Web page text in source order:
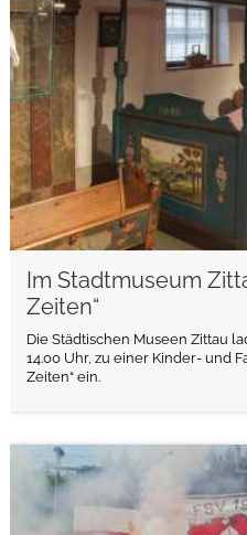
Im Stadtmuseum
Zeiten“
Die Städtischen Museen Zittau
14.00 Uhr, zu einer Kinder- und
Zeiten“ ein.